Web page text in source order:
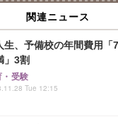
関連ニュース
生、予備校の年間費用「
」3割
・受験
Tue 12:15